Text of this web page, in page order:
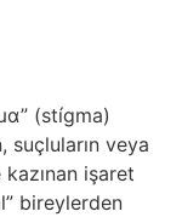
(stígma)
suçluların veya
kazınan işaret
bireylerden